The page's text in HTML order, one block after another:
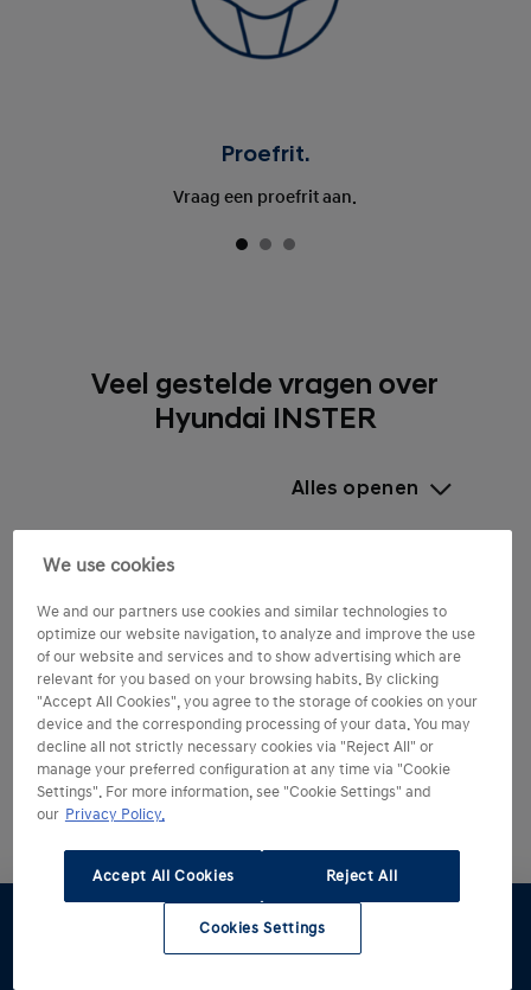
Stel samen
Offerte &
Proefrit
Proefrit.
Vraag een proefrit aan.
Veel gestelde vragen over
Hyundai INSTER
Alles openen
Is de Hyundai INSTER ook als
benzine of hybrid verkrijgbaar?
Nee. De Hyundai INSTER is een volledig elektrische
auto. Er zijn twee batterijvarianten (42 kWh en 49
kWh).
Wat zijn de verschillen tussen
uitvoeringen/bouwjaren bij de
INSTER?
Bij een nieuw model ontstaan bouwjaarverschillen
meestal door software-updates, uitrustingswijzigingen
standaard, andere velgen/kleuren, ADAS-packages).
Tip voor kopers: kijk bij occasion/voorraad naar:
Waar wordt de Hyundai INSTER
gemaakt?
We use cookies
We and our partners use cookies and similar technologies to
optimize our website navigation, to analyze and improve the use
of our website and services and to show advertising which are
relevant for you based on your browsing habits. By clicking
"Accept All Cookies", you agree to the storage of cookies on your
device and the corresponding processing of your data. You may
decline all not strictly necessary cookies via "Reject All" or
manage your preferred configuration at any time via "Cookie
Settings". For more information, see "Cookie Settings" and
our Privacy Policy.
Accept All Cookies Reject All
Cookies Settings